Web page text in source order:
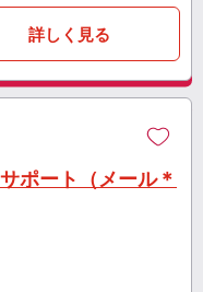
詳しく見る
ポート（メール＊